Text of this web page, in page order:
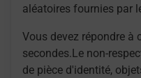
aléatoires fournies par
Vous devez répondre à
secondes.Le non-
de pièce d'identité,